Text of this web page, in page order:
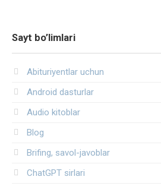
Sayt bo’limlari
Abituriyentlar uchun
Android dasturlar
Audio kitoblar
Blog
Brifing, savol-javoblar
ChatGPT sirlari